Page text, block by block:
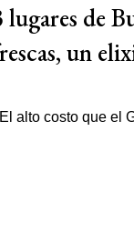
lugares de
un